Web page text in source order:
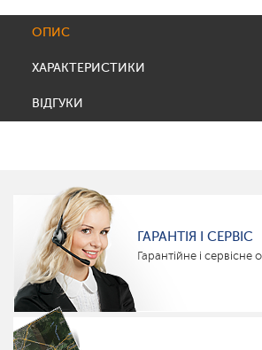
ОПИС
ХАРАКТЕРИСТИКИ
ВІДГУКИ
ГАРАНТІЯ І СЕРВІС
Гарантійне і сервісне